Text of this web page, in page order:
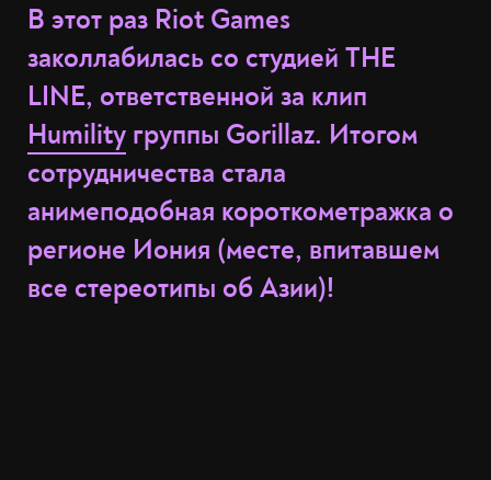
В этот раз Riot Games
заколлабилась со студией THE
LINE, ответственной за клип
Humility группы Gorillaz. Итогом
сотрудничества стала
анимеподобная короткометражка о
регионе Иония (месте, впитавшем
все стереотипы об Азии)!